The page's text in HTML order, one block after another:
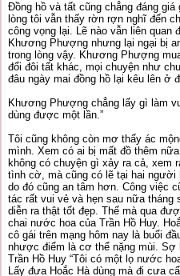
Đồng hồ và tất cũng chẳng đáng
lòng tôi vẫn thấy rờn rợn nghĩ đến
công vọng lại. Lẽ nào vẫn liên quan
Khương Phượng nhưng lại ngại bị
trong lòng vậy. Khương Phượng
đổi đôi tất khác, mọi chuyện như
đâu ngày mai đồng hồ lại kêu lên ở
Khương Phượng chẳng lấy gì làm
dùng được một lần.”
Tôi cũng không còn mơ thấy ác
mình. Xem có ai bị mất đồ thêm
không có chuyện gì xảy ra cả, xem
tình cờ, mà cũng có lẽ tại hai người
do đó cũng an tâm hơn. Công việc
tác rất vui vẻ và hẹn sau nữa tháng
diễn ra thật tốt đẹp. Thế mà qua
chai nước hoa của Trần Hồ Huy.
cô gái trên mạng hôm nay là buổi
nhược điểm là cơ thể nặng mùi. Sợ
Trần Hồ Huy “Tôi có một lọ nước
Lấy đưa Hoắc Hà dùng mà đi cưa